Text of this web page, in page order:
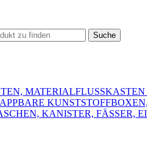
Suche